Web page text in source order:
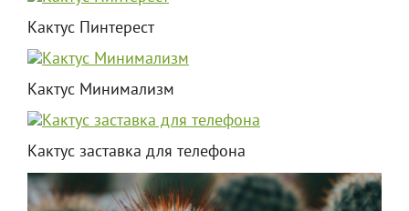
Кактус Пинтерест
Кактус Минимализм
Кактус заставка для телефона